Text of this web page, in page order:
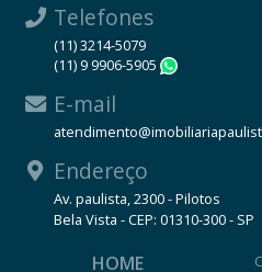
Telefones
(11) 3214-5079
(11) 9 9906-5905
E-mail
Endereço
Av. paulista, 2300 - Pilotos
Bela Vista - CEP: 01310-300 - SP
HOME